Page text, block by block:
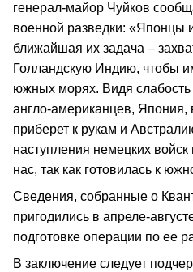
генерал-майор Чуйков
военной разведки: «Японцы
ближайшая их задача –
Голландскую Индию, чтобы
южных морях. Видя слабость
англо-американцев, Япония,
приберет к рукам и
наступления немецких
нас, так как готовилась к
Сведения, собранные о
пригодились в апреле-
подготовке операции по ее
В заключение следует